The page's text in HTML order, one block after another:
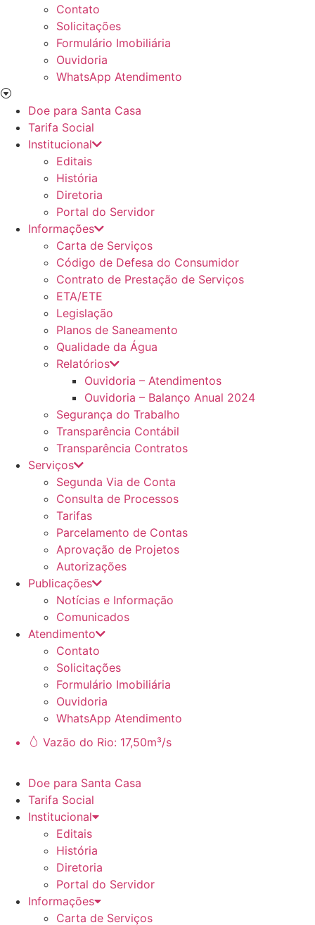
Contato
Solicitações
Formulário Imobiliária
Ouvidoria
WhatsApp Atendimento
Doe para Santa Casa
Tarifa Social
Institucional
Editais
História
Diretoria
Portal do Servidor
Informações
Carta de Serviços
Código de Defesa do Consumidor
Contrato de Prestação de Serviços
ETA/ETE
Legislação
Planos de Saneamento
Qualidade da Água
Relatórios
Ouvidoria – Atendimentos
Ouvidoria – Balanço Anual 2024
Segurança do Trabalho
Transparência Contábil
Transparência Contratos
Serviços
Segunda Via de Conta
Consulta de Processos
Tarifas
Parcelamento de Contas
Aprovação de Projetos
Autorizações
Publicações
Notícias e Informação
Comunicados
Atendimento
Contato
Solicitações
Formulário Imobiliária
Ouvidoria
WhatsApp Atendimento
Vazão do Rio: 17,50m³/s
Doe para Santa Casa
Tarifa Social
Institucional
Editais
História
Diretoria
Portal do Servidor
Informações
Carta de Serviços